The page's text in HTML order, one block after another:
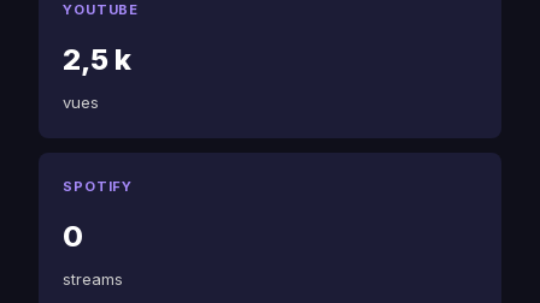
YOUTUBE
2,5 k
vues
SPOTIFY
0
streams